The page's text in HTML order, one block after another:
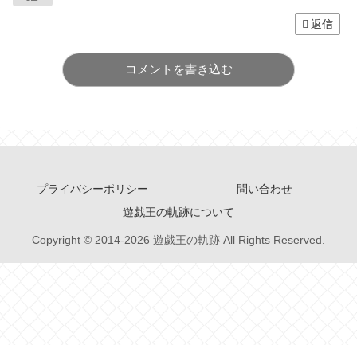
返信
コメントを書き込む
プライバシーポリシー
問い合わせ
遊戯王の軌跡について
Copyright © 2014-2026 遊戯王の軌跡 All Rights Reserved.